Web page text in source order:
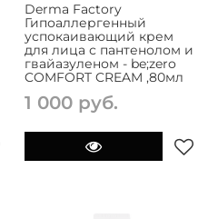
Derma Factory
Гипоаллергенный
успокаивающий крем
для лица с пантенолом и
гвайазуленом - be;zero
COMFORT CREAM ,80мл
1 000 руб.